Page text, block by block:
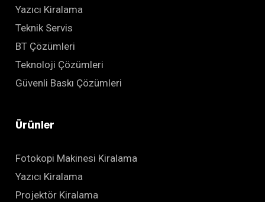
Yazıcı Kiralama
Teknik Servis
BT Çözümleri
Teknoloji Çözümleri
Güvenli Baskı Çözümleri
Ürünler
Fotokopi Makinesi Kiralama
Yazıcı Kiralama
Projektör Kiralama